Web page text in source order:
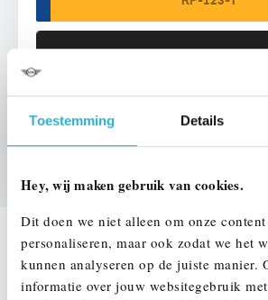
Toestemming Details
Hey, wij maken gebruik van cookies.
Dit doen we niet alleen om onze
personaliseren, maar ook zodat we het
kunnen analyseren op de juiste manier.
informatie over jouw websitegebruik
DEZE ZIJN VERGELIJKBAAR